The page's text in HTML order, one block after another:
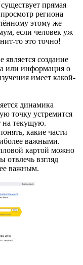
прямая
региона
этому же
если человек уж
то это точно!
создание
или информация о
имеет какой-
динамика
точку устремится
на текущую.
какие части
важными.
картой можно
отвлечь взгляд
важным.